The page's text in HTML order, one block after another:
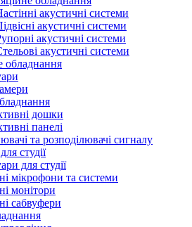
акустичні системи
акустичні системи
акустичні системи
акустичні системи
обладнання
дошки
панелі
та розподілювачі сигналу
студії
для студії
мікрофони та системи
монітори
сабвуфери